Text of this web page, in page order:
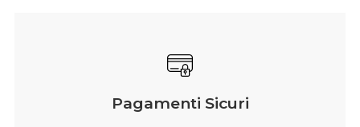
Pagamenti Sicuri